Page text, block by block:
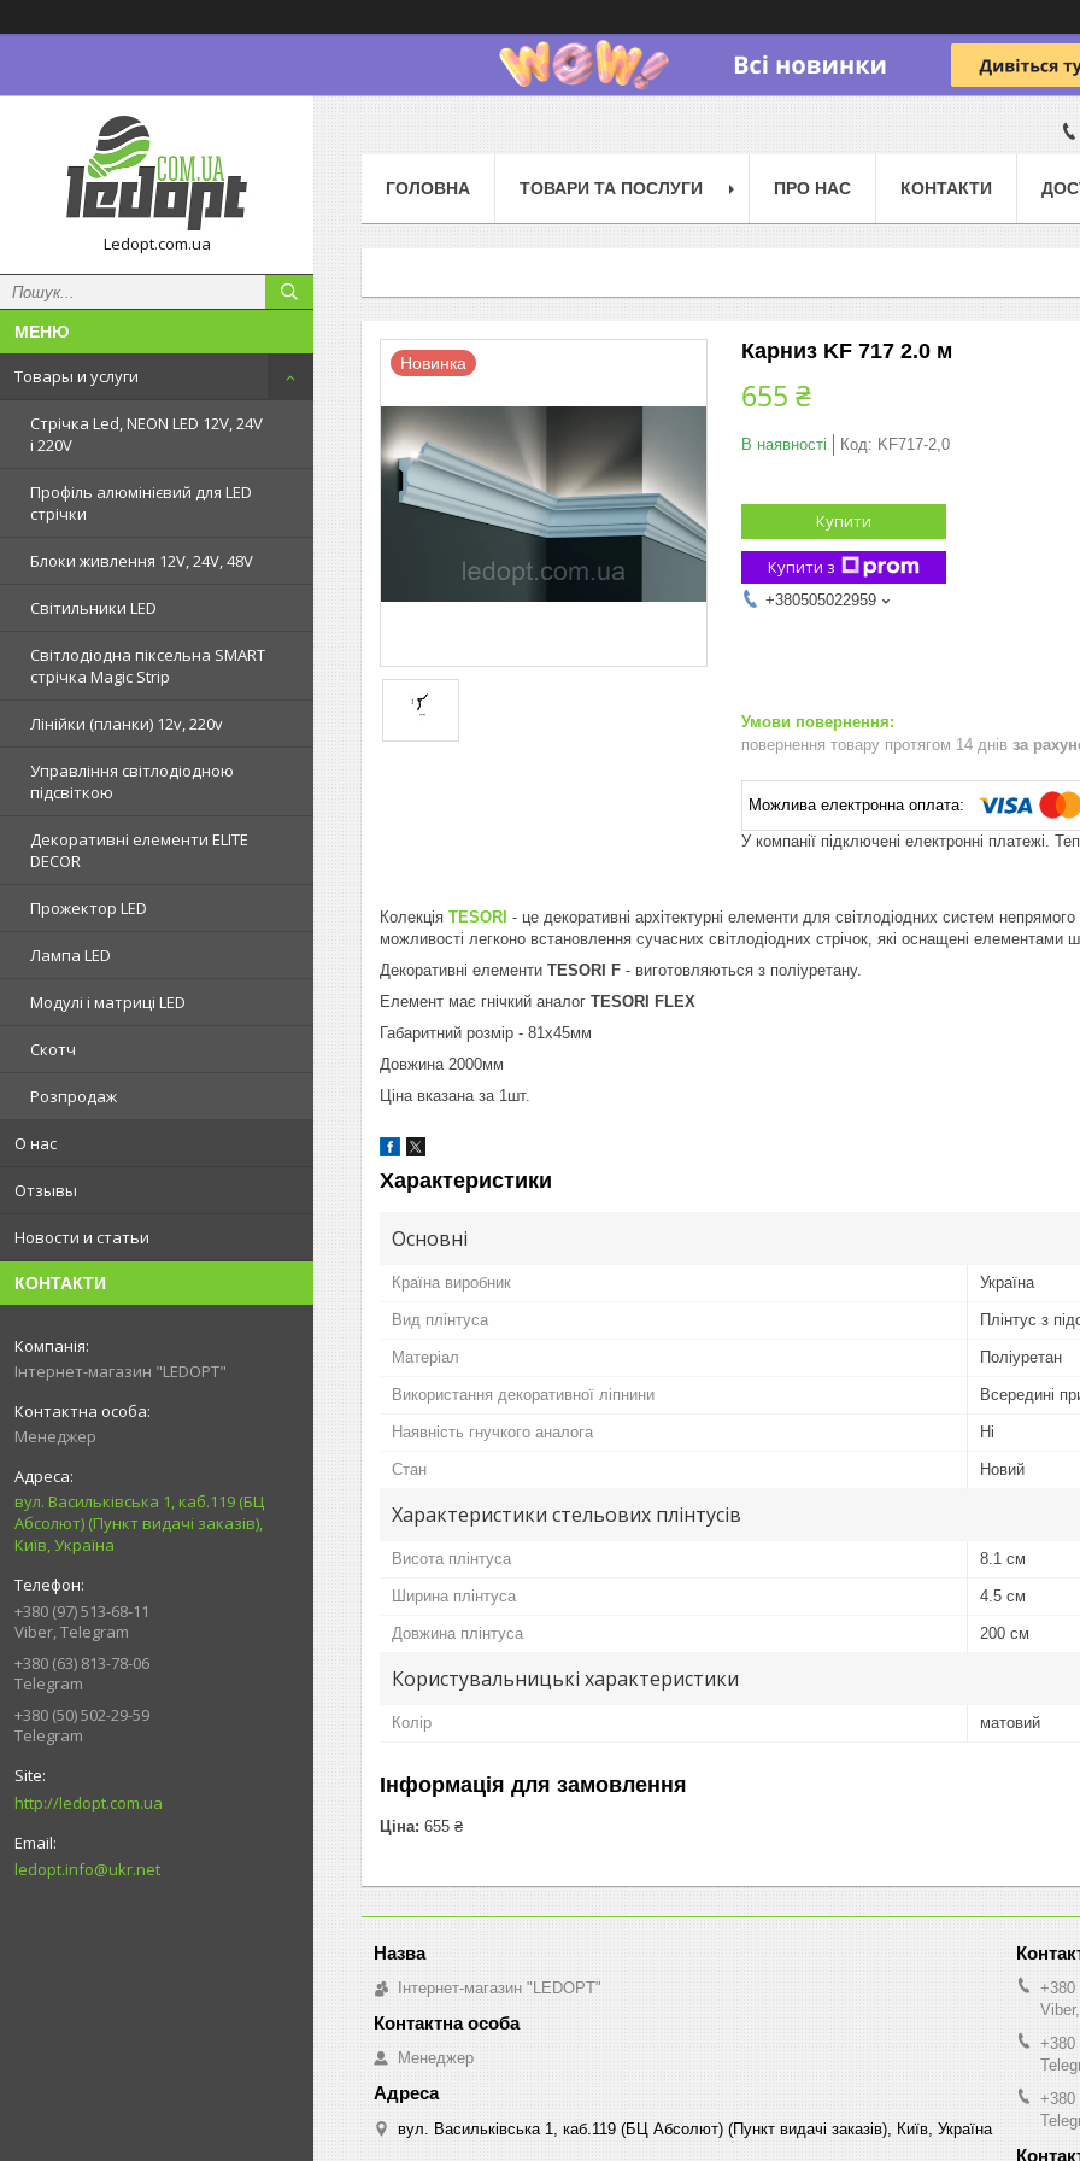
Ledopt.com.ua
Товары и услуги
Стрічка Led, NEON LED 12V, 24V
і 220V
Профіль алюмінієвий для LED
стрічки
Блоки живлення 12V, 24V, 48V
Світильники LED
Світлодіодна піксельна SMART
стрічка Magic Strip
Лінійки (планки) 12v, 220v
Управління світлодіодною
підсвіткою
Декоративні елементи ELITE
DECOR
Прожектор LED
Лампа LED
Модулі і матриці LED
Скотч
Розпродаж
О нас
Отзывы
Новости и статьи
КОНТАКТИ
Інтернет-магазин "LEDOPT"
Менеджер
вул. Васильківська 1, каб.119 (БЦ
Абсолют) (Пункт видачі заказів),
Київ, Україна
+380 (97) 513-68-11
Viber, Telegram
+380 (63) 813-78-06
Telegram
+380 (50) 502-29-59
Telegram
http://ledopt.com.ua
ledopt.info@ukr.net
ГОЛОВНА ТОВАРИ ТА ПОСЛУГИ ПРО НАС КОНТАКТИ
Новинка Карниз KF 717 2.0 м
655 ₴
В наявності Код: KF717-2,0
Купити
Купити з
+380505022959
повернення товару протягом 14 днів за
У компанії підключені електронні платежі.
Колекція TESORI - це декоративні архітектурні елементи для світлодіодних систем
можливості легконо встановлення сучасних світлодіодних стрічок, які оснащені елементами
Декоративні елементи TESORI F - виготовляються з поліуретану.
Елемент має гнічкий аналог TESORI FLEX
Габаритний розмір - 81х45мм
Довжина 2000мм
Ціна вказана за 1шт.
Характеристики
Основні
Країна виробник Україна
Вид плінтуса Плінтус з
Матеріал Поліуретан
Використання декоративної ліпнини Всередині
Наявність гнучкого аналога Ні
Стан Новий
Характеристики стельових плінтусів
Висота плінтуса 8.1 см
Ширина плінтуса 4.5 см
Довжина плінтуса 200 см
Користувальницькі характеристики
Колір матовий
Інформація для замовлення
Ціна: 655 ₴
Інтернет-магазин "LEDOPT"
Менеджер
вул. Васильківська 1, каб.119 (БЦ Абсолют) (Пункт видачі заказів), Київ, Україна
+380
+380
+380